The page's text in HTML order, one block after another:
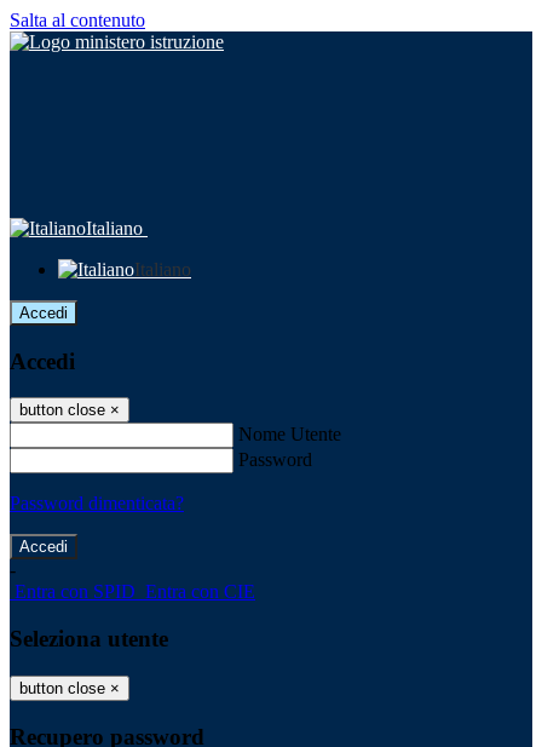
Salta al contenuto
Italiano
Italiano
Accedi
Accedi
button close ×
Nome Utente
Password
Password dimenticata?
-
Entra con SPID Entra con CIE
Seleziona utente
button close ×
Recupero password